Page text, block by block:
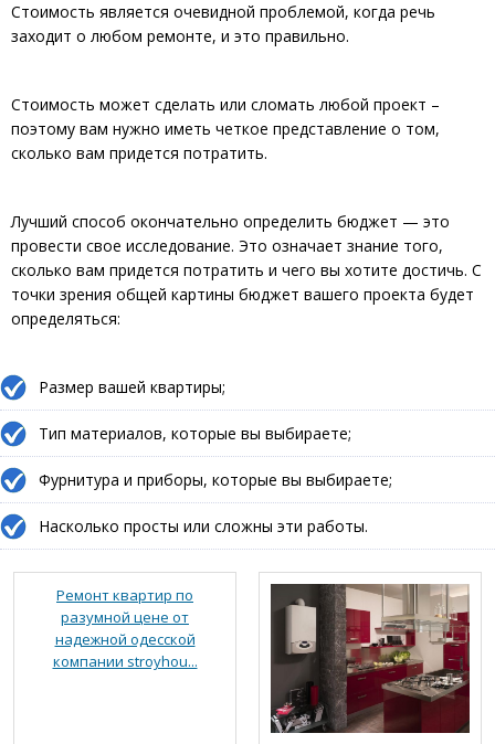
Стоимость является очевидной проблемой, когда речь
заходит о любом ремонте, и это правильно.
Стоимость может сделать или сломать любой проект –
поэтому вам нужно иметь четкое представление о том,
сколько вам придется потратить.
Лучший способ окончательно определить бюджет — это
провести свое исследование. Это означает знание того,
сколько вам придется потратить и чего вы хотите достичь. С
точки зрения общей картины бюджет вашего проекта будет
определяться:
Размер вашей квартиры;
Тип материалов, которые вы выбираете;
Фурнитура и приборы, которые вы выбираете;
Насколько просты или сложны эти работы.
Ремонт квартир по
разумной цене от
надежной одесской
компании stroyhou...